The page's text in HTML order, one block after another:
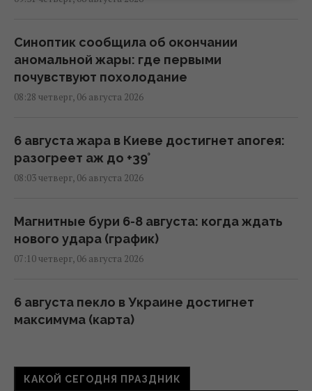
Синоптик сообщила об окончании
аномальной жары: где первыми
почувствуют похолодание
08:28 четверг, 06 августа 2026
6 августа жара в Киеве достигнет апогея:
разогреет аж до +39°
08:03 четверг, 06 августа 2026
Магнитные бури 6-8 августа: когда ждать
нового удара (график)
07:10 четверг, 06 августа 2026
6 августа пекло в Украине достигнет
максимума (карта)
Глобальное потепление может превысить
КАКОЙ СЕГОДНЯ ПРАЗДНИК